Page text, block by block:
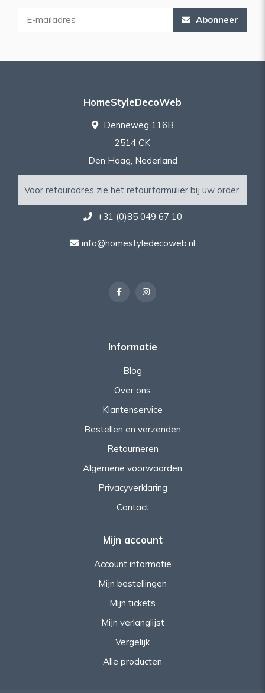
Abonneer
HomeStyleDecoWeb
Denneweg 116B
2514 CK
Den Haag, Nederland
Voor retouradres zie het retourformulier bij uw order.
+31 (0)85 049 67 10
info@homestyledecoweb.nl
Informatie
Blog
Over ons
Klantenservice
Bestellen en verzenden
Retourneren
Algemene voorwaarden
Privacyverklaring
Contact
Mijn account
Account informatie
Mijn bestellingen
Mijn tickets
Mijn verlanglijst
Vergelijk
Alle producten